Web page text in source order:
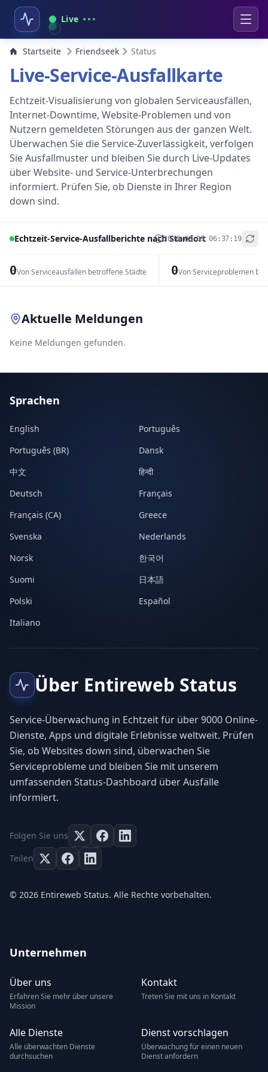
Live
Startseite Friendseek Status
Live-Service-Ausfallkarte
Echtzeit-Visualisierung von globalen Serviceausfällen,
Internet-Downtime, Website-Problemen und von
Nutzern gemeldeten Störungen aus der ganzen Welt.
Überwachen Sie die Service-Zuverlässigkeit, verfolgen
Sie Ausfallmuster und bleiben Sie durch Live-Updates
über Website- und Service-Unterbrechungen
informiert. Prüfen Sie, ob Dienste in Ihrer Region
down sind.
Echtzeit-Service-Ausfallberichte nach Standort
2026-08-09 06:37:19
0Von Serviceausfällen betroffene Städte 0Von Serviceproblemen
+
Aktuelle Meldungen
Keine Meldungen gefunden.
Sprachen
English
Português
Português (BR)
Dansk
中文
हिन्दी
Deutsch
Français
Français (CA)
Greece
Svenska
Nederlands
Norsk
한국어
Suomi
日本語
Polski
Español
Italiano
Über Entireweb Status
Service-Überwachung in Echtzeit für über 9000 Online-
Dienste, Apps und digitale Erlebnisse weltweit. Prüfen
Sie, ob Websites down sind, überwachen Sie
Serviceprobleme und bleiben Sie mit unserem
umfassenden Status-Dashboard über Ausfälle
informiert.
Folgen Sie uns
Teilen
© 2026 Entireweb Status. Alle Rechte vorbehalten.
Unternehmen
Über uns
Erfahren Sie mehr über unsere
Mission
Kontakt
Treten Sie mit uns in Kontakt
Alle Dienste
Alle überwachten Dienste
durchsuchen
Dienst vorschlagen
Überwachung für einen neuen
Dienst anfordern